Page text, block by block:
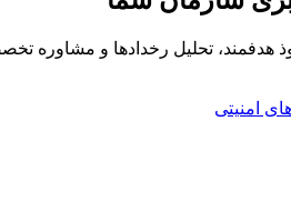
هدفمند، تحلیل رخدادها و مشاوره
امنیتی